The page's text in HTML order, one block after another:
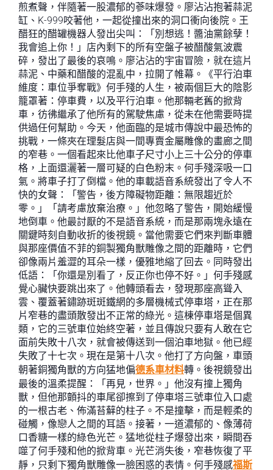
煎煮聲，伴隨著一股濃郁的蔘味爆發。廖沾沾抱著蒜泥
缸、K-999咬著他，一起從撞出來的洞口衝向後院。王
醋狂的醋罐機器人發出尖叫：「別想逃！醬油黨餘孽！
我會追上你！」店內剩下的所有空盤子被醋酸氣波震
碎，發出了最後的哀鳴。廖沾沾的宇宙冒險，就在這片
蒜泥、中藥和醋酸的混亂中，拉開了帷幕。《平行泊車
維度：車位爭奪戰》何手殘的人生，被兩個巨大的陰影
籠罩著：停車費，以及平行泊車。他那輛老舊的掀背
車，彷彿繼承了他所有的駕駛焦慮，從未在他需要時提
供過任何幫助。今天，他面臨的是城市傳說中最恐怖的
挑戰，一條夾在理髮店與一間專賣金屬雕像的畫廊之間
的窄巷。一個看起來比他車子尺寸小上三十公分的停車
格，上面還灑著一層可疑的白色粉末。何手殘深吸一口
氣。將車子打了倒檔。他的車載語音系統發出了令人不
快的女聲：「警告，後方障礙物距離：無限趨近於
零。」「請考慮放棄治療。」他忽略了警告，開始緩慢
地倒車。他最討厭的不是語音系統，而是那兩塊永遠在
關鍵時刻自動收折的後視鏡。當他需要它們來判斷車體
與那座價值不菲的銅製獨角獸雕像之間的距離時，它們
卻像兩片羞澀的耳朵一樣，優雅地縮了回去。同時發出
低語：「你還是別看了，反正你也停不好。」何手殘感
覺心臟快要跳出來了。他轉頭看去，發現那座高聳入
雲、覆蓋著鏽跡斑斑鐵網的多層機械式停車塔，正在那
片窄巷的盡頭散發出不正常的綠光。這棟停車塔是個異
類，它的三號車位始終空著，並且傳說只要有人敢在它
面前失敗十八次，就會被傳送到一個泊車地獄。他已經
失敗了十七次。現在是第十八次。他打了方向盤，車頭
朝著銅獨角獸的方向猛地偏德系車材料轉。後視鏡發出
最後的溫柔提醒：「再見，世界。」他沒有撞上獨角
獸，但他那顫抖的車尾卻擦到了停車塔三號車位入口處
的一根古老、佈滿苔蘚的柱子。不是撞擊，而是輕柔的
碰觸，像戀人之間的耳語。接著，一道濃郁的、像薄荷
口香糖一樣的綠色光芒。猛地從柱子爆發出來，瞬間吞
噬了何手殘和他的掀背車。光芒消失後，窄巷恢復了平
靜，只剩下獨角獸雕像一臉困惑的表情。何手殘感福斯